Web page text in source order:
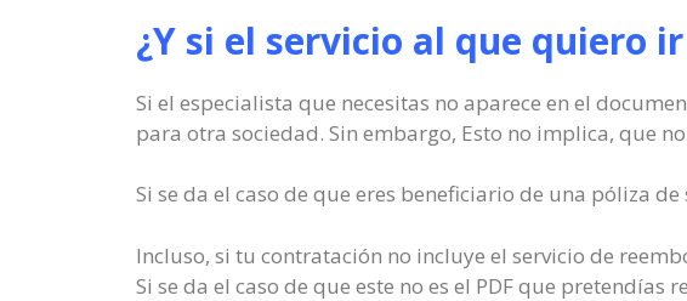
¿Y si el servicio al que quiero
Si el especialista que necesitas no aparece en el
para otra sociedad. Sin embargo, Esto no implica, que
Si se da el caso de que eres beneficiario de una póliza
Incluso, si tu contratación no incluye el servicio de
Si se da el caso de que este no es el PDF que